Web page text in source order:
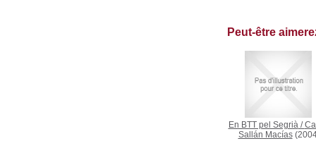
Peut-être
En BTT pel Segrià/
Sallán Macías